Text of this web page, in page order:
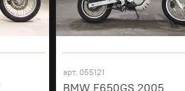
арт. 055121
BMW F650GS 2005